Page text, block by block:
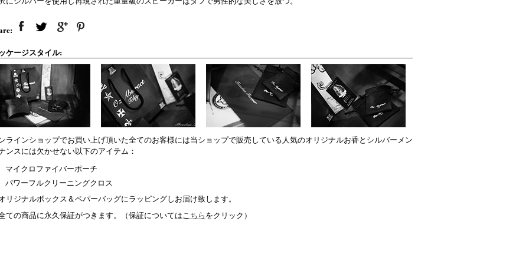
ケージスタイル:
ラインショップでお買い上げ頂いた全てのお客様には当ショップで販売している人気のオリジナルお香とシルバーメン
ンスには欠かせない以下のアイテム：
マイクロファイバーポーチ
パワーフルクリーニングクロス
リジナルボックス＆ペパーバッグにラッピングしお届け致します。
ての商品に永久保証がつきます。（保証についてはこちらをクリック）